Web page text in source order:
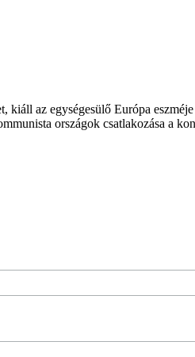
az egységesülő Európa
országok csatlakozása a